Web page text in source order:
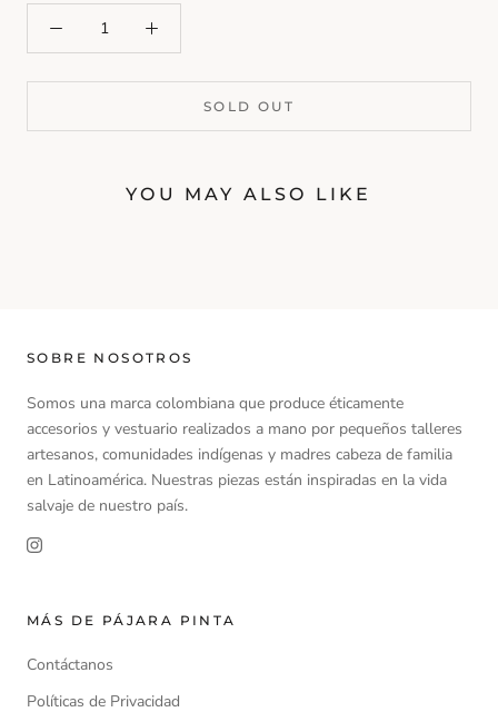
SOLD OUT
YOU MAY ALSO LIKE
SOBRE NOSOTROS
Somos una marca colombiana que produce éticamente
accesorios y vestuario realizados a mano por pequeños talleres
artesanos, comunidades indígenas y madres cabeza de familia
en Latinoamérica. Nuestras piezas están inspiradas en la vida
salvaje de nuestro país.
MÁS DE PÁJARA PINTA
Contáctanos
Políticas de Privacidad